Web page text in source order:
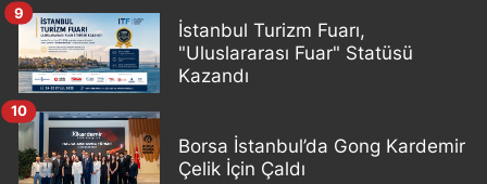
İstanbul Turizm Fuarı,
"Uluslararası Fuar" Statüsü
Kazandı
9
Borsa İstanbul’da Gong Kardemir
Çelik İçin Çaldı
10